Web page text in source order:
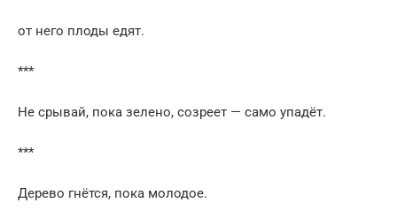
от него плоды едят.
***
Не срывай, пока зелено, созреет — само упадёт.
***
Дерево гнётся, пока молодое.